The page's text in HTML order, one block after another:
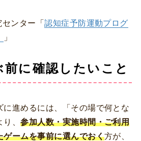
ンター「認知症予防運動プログ
」
に確認したいこと
に進めるには、「その場で何とな
り、参加人数・実施時間・ご利用
ゲームを事前に選んでおく方が、